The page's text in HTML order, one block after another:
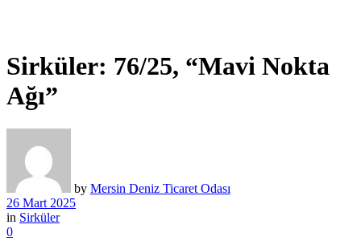
Sirküler: 76/25, “Mavi Nokta
Ağı”
by Mersin Deniz Ticaret Odası
26 Mart 2025
in Sirküler
0